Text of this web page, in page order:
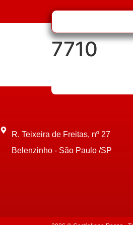
7710
R. Teixeira de Freitas, nº 27
Belenzinho - São Paulo /SP